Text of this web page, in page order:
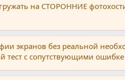
на СТОРОННИЕ
экранов без реальной
тест с сопутствующими